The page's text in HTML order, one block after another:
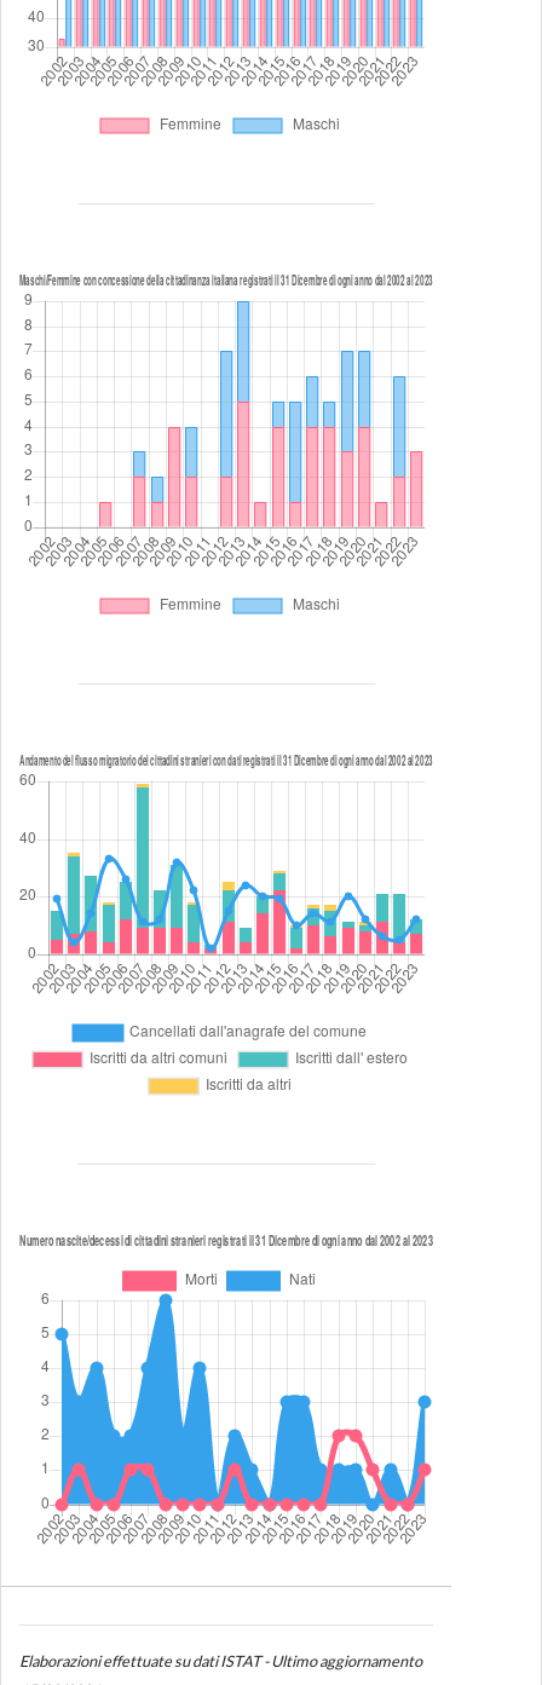
Elaborazioni effettuate su dati ISTAT - Ultimo aggiornamento